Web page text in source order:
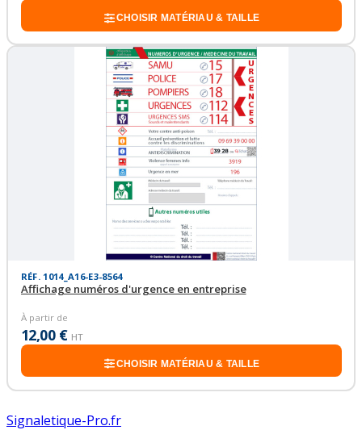
CHOISIR MATÉRIAU & TAILLE
RÉF. 1014_A16-E3-8564
Affichage numéros d'urgence en entreprise
À partir de
12,00 € HT
CHOISIR MATÉRIAU & TAILLE
Signaletique-Pro.fr